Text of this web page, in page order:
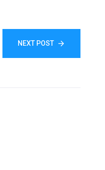
NEXT POST